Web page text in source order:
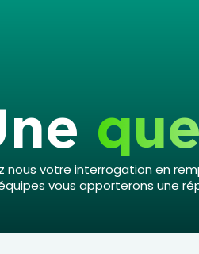
nous votre interrogation en
vous apporterons une